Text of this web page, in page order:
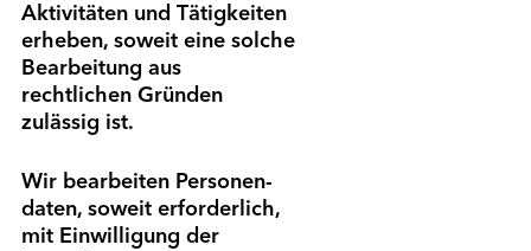
Aktivitäten und Tätigkeiten
erheben, soweit eine solche
Bearbeitung aus
rechtlichen Gründen
zulässig ist.
Wir bearbeiten Personen­
daten, soweit erforderlich,
mit Einwilligung der